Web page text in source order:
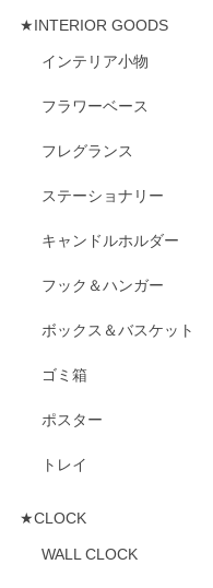
★INTERIOR GOODS
インテリア小物
フラワーベース
フレグランス
ステーショナリー
キャンドルホルダー
フック＆ハンガー
ボックス＆バスケット
ゴミ箱
ポスター
トレイ
★CLOCK
WALL CLOCK